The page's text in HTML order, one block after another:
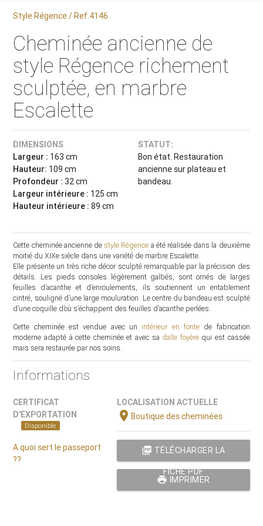
Style Régence / Ref.4146
Cheminée ancienne de
style Régence richement
sculptée, en marbre
Escalette
DIMENSIONS
Largeur : 163 cm
Hauteur: 109 cm
Profondeur : 32 cm
Largeur intérieure : 125 cm
Hauteur intérieure :89 cm
STATUT:
Bon état. Restauration
ancienne sur plateau et
bandeau.
Cette cheminée ancienne de style Régence a été réalisée dans la deuxième
moitié du XIXe siècle dans une variété de marbre Escalette.
Elle présente un très riche décor sculpté remarquable par la précision des
détails. Les pieds consoles légèrement galbés, sont ornés de larges
feuilles d’acanthe et d’enroulements, ils soutiennent un entablement
cintré, souligné d’une large mouluration. Le centre du bandeau est sculpté
d’une coquille d’où s’échappent des feuilles d’acanthe perlées.
Cette cheminée est vendue avec un intérieur en fontede fabrication
moderne adapté à cette cheminée et avec sa dalle foyèrequi est cassée
mais sera restaurée par nos soins.
Informations
CERTIFICAT
D'EXPORTATION
Disponible
A quoi sert le passeport
??
LOCALISATION ACTUELLE
location_onBoutique des cheminées
picture_as_pdf TÉLÉCHARGER LA
FICHE PDF
print IMPRIMER